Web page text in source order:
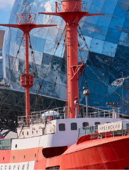
19:00
Театр эстрады